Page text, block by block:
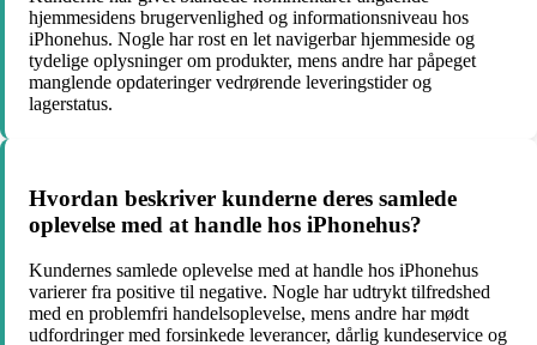
hjemmesidens brugervenlighed og informationsniveau hos
iPhonehus. Nogle har rost en let navigerbar hjemmeside og
tydelige oplysninger om produkter, mens andre har påpeget
manglende opdateringer vedrørende leveringstider og
lagerstatus.
Hvordan beskriver kunderne deres samlede
oplevelse med at handle hos iPhonehus?
Kundernes samlede oplevelse med at handle hos iPhonehus
varierer fra positive til negative. Nogle har udtrykt tilfredshed
med en problemfri handelsoplevelse, mens andre har mødt
udfordringer med forsinkede leverancer, dårlig kundeservice og